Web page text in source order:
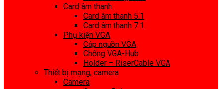
Card âm thanh
Card âm thanh 5.1
Card âm thanh 7.1
Phụ kiện VGA
Cáp nguồn VGA
Chống VGA-Hub
Holder – RiserCable VGA
Thiết bị mạng, camera
Camera